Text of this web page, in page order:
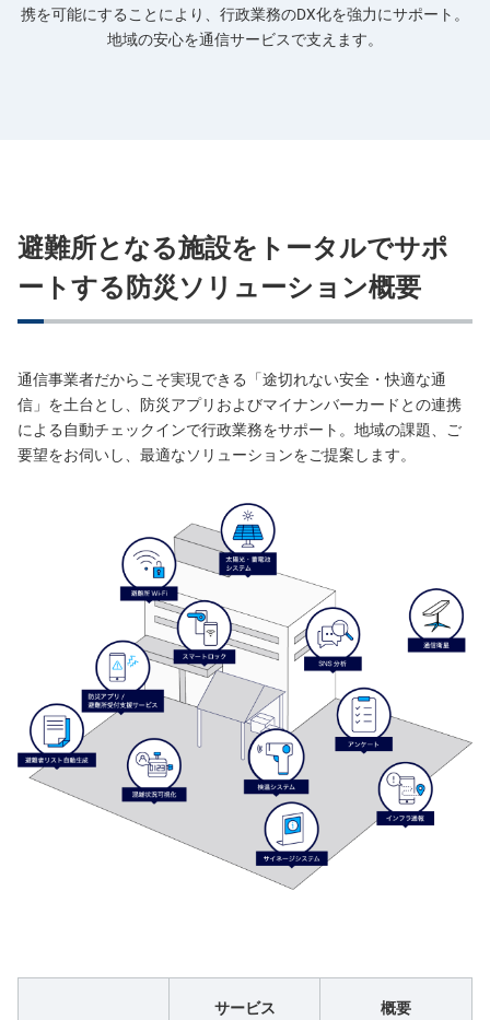
携を可能にすることにより、行政業務のDX化を強力にサポート。
地域の安心を通信サービスで支えます。
避難所となる施設をトータルでサポ
ートする防災ソリューション概要
通信事業者だからこそ実現できる「途切れない安全・快適な通
信」を土台とし、防災アプリおよびマイナンバーカードとの連携
による自動チェックインで行政業務をサポート。地域の課題、ご
要望をお伺いし、最適なソリューションをご提案します。
サービス 概要